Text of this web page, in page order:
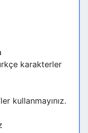
karakterler
kullanmayınız.